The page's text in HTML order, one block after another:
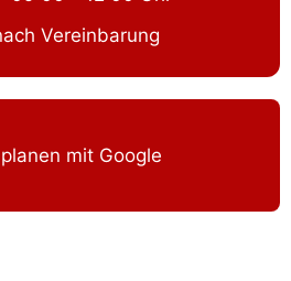
Vereinbarung